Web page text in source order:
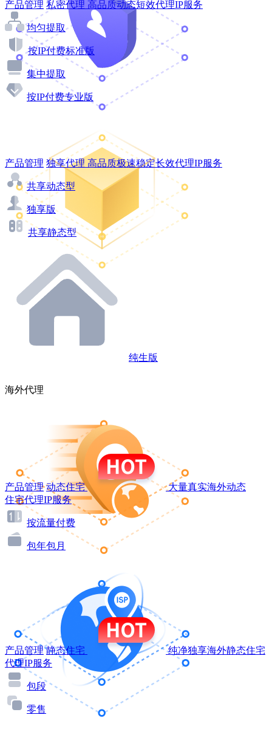
产品管理 私密代理 高品质动态短效代理IP服务
均匀提取
按IP付费标准版
集中提取
按IP付费专业版
产品管理 独享代理 高品质极速稳定长效代理IP服务
共享动态型
独享版
共享静态型
纯生版
海外代理
产品管理 动态住宅
大量真实海外动态
住宅代理IP服务
按流量付费
包年包月
产品管理 静态住宅
纯净独享海外静态住宅
代理IP服务
包段
零售